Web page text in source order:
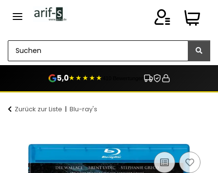
5,0★★★★★
Zurück zur Liste Blu-ray's